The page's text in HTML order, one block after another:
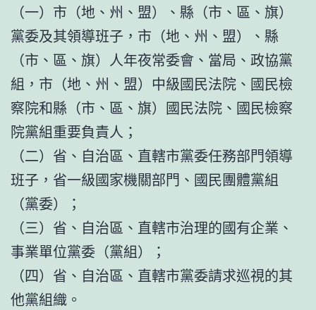
（一）市（地、州、盟）、縣（市、區、旗）
黨委及其領導班子，市（地、州、盟）、縣
（市、區、旗）人年夜常委會、當局、政協黨
組，市（地、州、盟）中級國民法院、國民檢
察院和縣（市、區、旗）國民法院、國民檢察
院黨組重要負責人；
（二）省、自治區、直轄市黨委任務部門領導
班子，省一級國家機關部門、國民團體黨組
（黨委）；
（三）省、自治區、直轄市治理的國有企業、
事業單位黨委（黨組）；
（四）省、自治區、直轄市黨委請求巡視的其
他黨組織。